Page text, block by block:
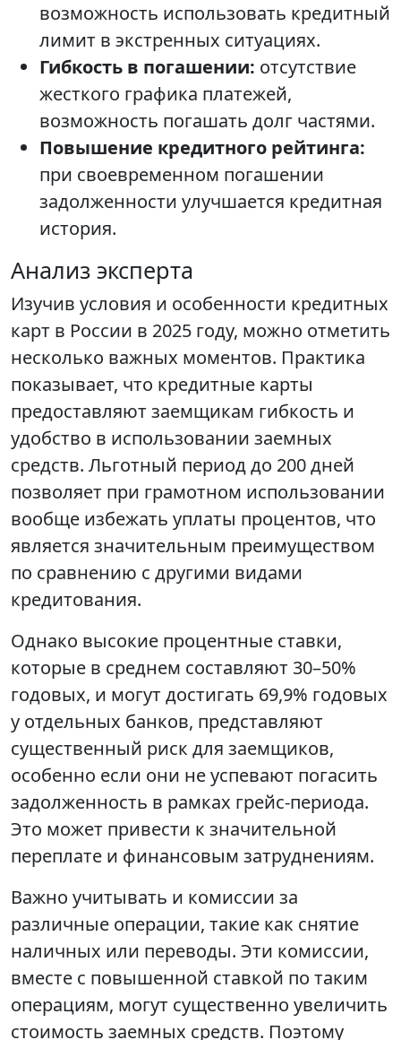
возможность использовать кредитный
лимит в экстренных ситуациях.
Гибкость в погашении: отсутствие
жесткого графика платежей,
возможность погашать долг частями.
Повышение кредитного рейтинга:
при своевременном погашении
задолженности улучшается кредитная
история.
Анализ эксперта
Изучив условия и особенности кредитных
карт в России в 2025 году, можно отметить
несколько важных моментов. Практика
показывает, что кредитные карты
предоставляют заемщикам гибкость и
удобство в использовании заемных
средств. Льготный период до 200 дней
позволяет при грамотном использовании
вообще избежать уплаты процентов, что
является значительным преимуществом
по сравнению с другими видами
кредитования.
Однако высокие процентные ставки,
которые в среднем составляют 30–50%
годовых, и могут достигать 69,9% годовых
у отдельных банков, представляют
существенный риск для заемщиков,
особенно если они не успевают погасить
задолженность в рамках грейс-периода.
Это может привести к значительной
переплате и финансовым затруднениям.
Важно учитывать и комиссии за
различные операции, такие как снятие
наличных или переводы. Эти комиссии,
вместе с повышенной ставкой по таким
операциям, могут существенно увеличить
стоимость заемных средств. Поэтому